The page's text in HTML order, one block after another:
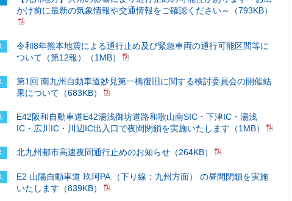
かけ前に最新の気象情報や交通情報をご確認ください～（793KB）
令和8年熊本地震による通行止め及び緊急車両の通行可能区間等に
ついて（第12報）（1MB）
第1回 南九州自動車道妙見第一橋復旧に関する検討委員会の開催結
果について（683KB）
E42阪和自動車道E42湯浅御坊道路和歌山南SIC・下津IC・湯浅
IC・広川IC・川辺IC出入口で夜間閉鎖を実施いたします（1MB）
北九州都市高速夜間通行止めのお知らせ（264KB）
E2 山陽自動車道 玖珂PA （下り線：九州方面） の昼間閉鎖を実施
いたします（839KB）